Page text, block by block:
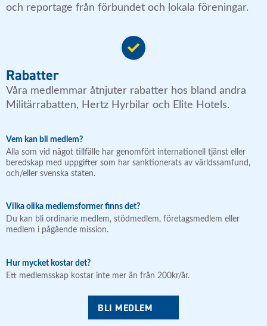
och reportage från förbundet och lokala föreningar.
Rabatter
Våra medlemmar åtnjuter rabatter hos bland andra
Militärrabatten, Hertz Hyrbilar och Elite Hotels.
Vem kan bli medlem?
Alla som vid något tillfälle har genomfört internationell tjänst eller
beredskap med uppgifter som har sanktionerats av världssamfund,
och/eller svenska staten.
Vilka olika medlemsformer finns det?
Du kan bli ordinarie medlem, stödmedlem, företagsmedlem eller
medlem i pågående mission.
Hur mycket kostar det?
Ett medlemsskap kostar inte mer än från 200kr/år.
BLI MEDLEM